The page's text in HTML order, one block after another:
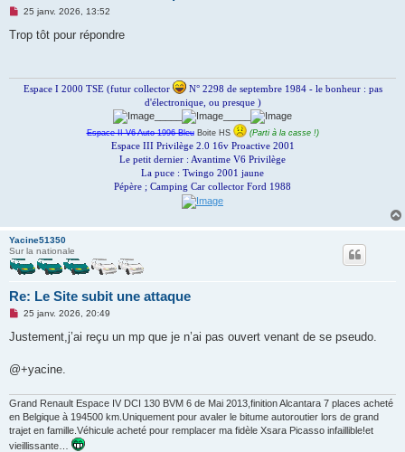
M
s
n
25 janv. 2026, 13:52
Trop tôt pour répondre
Espace I 2000 TSE (futur collector
N° 2298 de septembre 1984 - le bonheur : pas
d'électronique, ou presque )
Espace II V6 Auto 1996 Bleu Boite HS (Parti à la casse !)
Espace III Privilège 2.0 16v Proactive 2001
Le petit dernier : Avantime V6 Privilège
La puce : Twingo 2001 jaune
Pépère ; Camping Car collector Ford 1988
Yacine51350
Sur la nationale
Re: Le Site subit une attaque
M
s
g
n
l
u
25 janv. 2026, 20:49
Justement,j’ai reçu un mp que je n’ai pas ouvert venant de se pseudo.
@+yacine.
Grand Renault Espace IV DCI 130 BVM 6 de Mai 2013,finition Alcantara 7 places acheté
en Belgique à 194500 km.Uniquement pour avaler le bitume autoroutier lors de grand
trajet en famille.Véhicule acheté pour remplacer ma fidèle Xsara Picasso infaillible!et
vieillissante…